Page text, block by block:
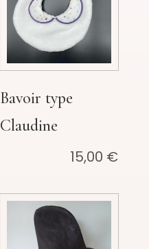
Bavoir type
Claudine
15,00 €